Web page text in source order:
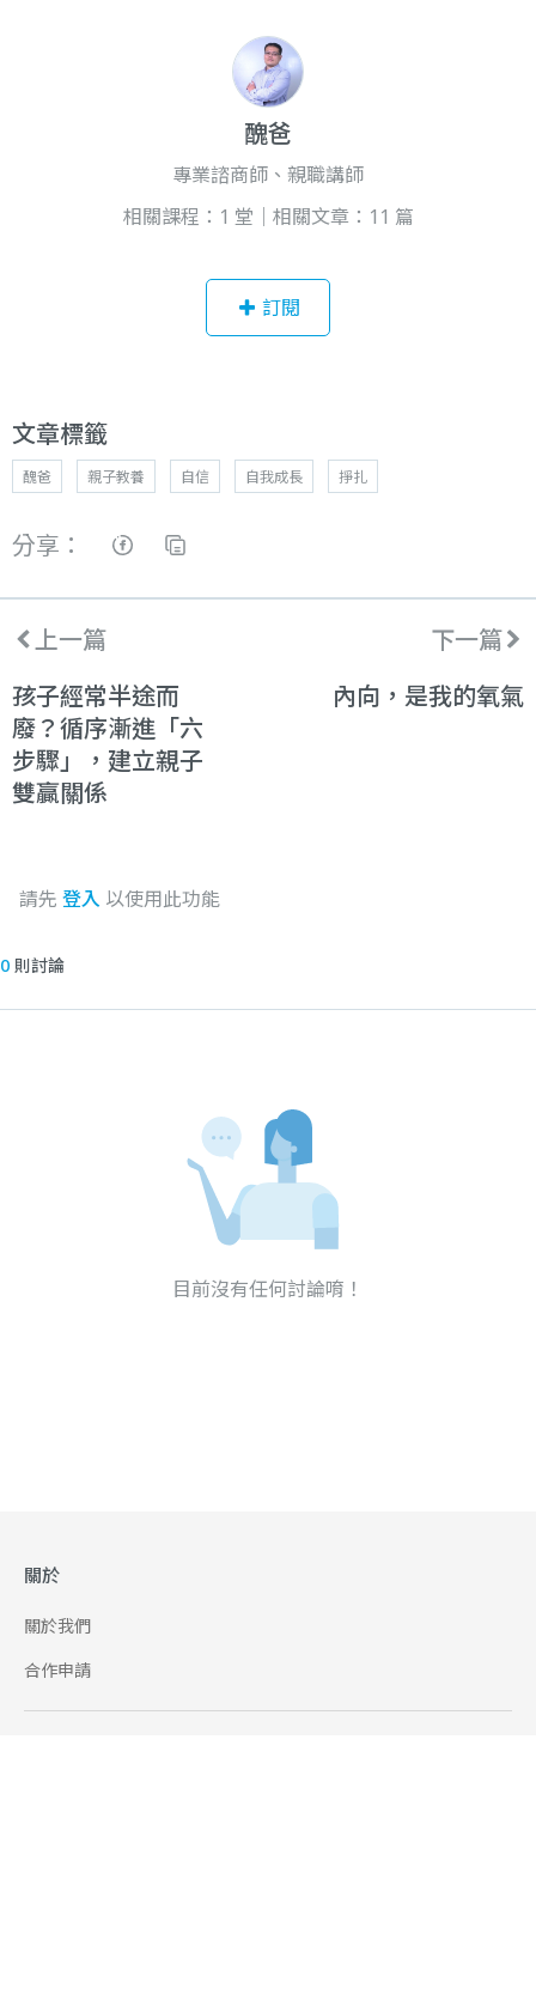
醜爸
專業諮商師、親職講師
相關課程：1 堂｜相關文章：11 篇
訂閱
文章標籤
醜爸 親子教養 自信 自我成長 掙扎
分享：
上一篇
孩子經常半途而
廢？循序漸進「六
步驟」，建立親子
雙贏關係
下一篇
內向，是我的氧氣
請先 登入 以使用此功能
0 則討論
目前沒有任何討論唷！
關於
關於我們
合作申請